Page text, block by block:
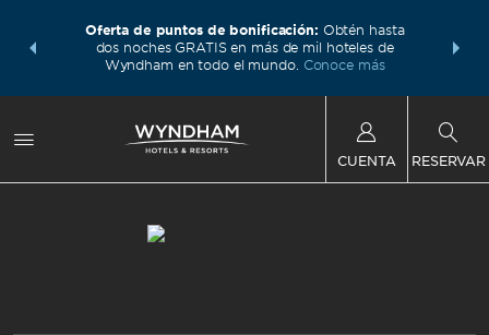
gana
total.
Oferta de puntos de bonificación: Obtén hasta
dos noches GRATIS en más de mil hoteles de
Wyndham en todo el mundo. Conoce más
puntos
CUENTA RESERVAR